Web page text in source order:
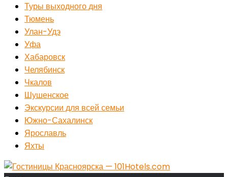
Туры выходного дня
Тюмень
Улан-Удэ
Уфа
Хабаровск
Челябинск
Чкалов
Шушенское
Экскурсии для всей семьи
Южно-Сахалинск
Ярославль
Яхты